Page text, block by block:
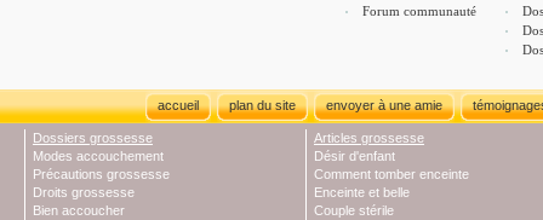
Forum communauté
accueil plan du site envoyer à une amie
Dossiers grossesse
Modes accouchement
Précautions grossesse
Droits grossesse
Bien accoucher
Articles grossesse
Désir d'enfant
Comment tomber enceinte
Enceinte et belle
Couple stérile